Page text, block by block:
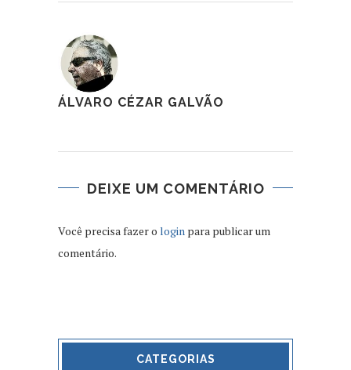
ÁLVARO CÉZAR GALVÃO
DEIXE UM COMENTÁRIO
Você precisa fazer o login para publicar um
comentário.
CATEGORIAS